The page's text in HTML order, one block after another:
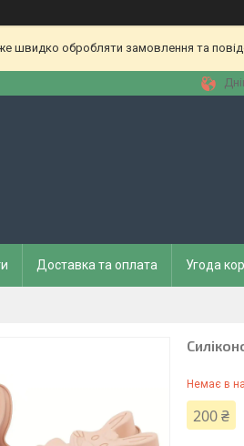
швидко обробляти замовлення та
Доставка та оплата Угода
Немає в
200 ₴